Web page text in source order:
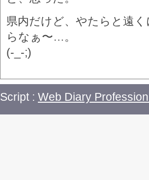
県内だけど、やたらと遠
らなぁ〜…。
(-_-;)
Script : Web Diary